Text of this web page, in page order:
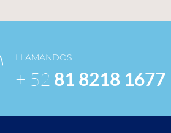
LLAMANDOS
+ 52 81 8218 1677